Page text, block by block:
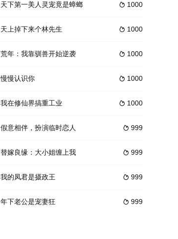
 1000
天下第一美人灵宠竟是蟑螂
 1000
天上掉下来个林先生
 1000
荒年：我靠驯兽开始逆袭
 1000
慢慢认识你
 1000
我在修仙界搞重工业
 999
假意相伴，扮演临时恋人
 999
替嫁良缘：大小姐缠上我
 999
我的凤君是摄政王
 999
年下老公是宠妻狂